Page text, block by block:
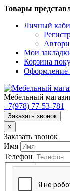
Товары
Личный
Мои
Корзина
Оформление
Мебельный
+7(978) 77-53-781
Заказать звонок
×
Заказать звонок
Имя
Телефон